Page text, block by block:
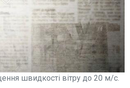
швидкості вітру до 20 м/с.